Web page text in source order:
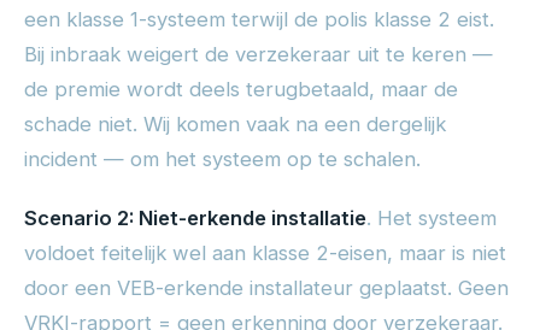
een klasse 1-systeem terwijl de polis klasse 2 eist.
Bij inbraak weigert de verzekeraar uit te keren —
de premie wordt deels terugbetaald, maar de
schade niet. Wij komen vaak na een dergelijk
incident — om het systeem op te schalen.
Scenario 2: Niet-erkende installatie. Het systeem
voldoet feitelijk wel aan klasse 2-eisen, maar is niet
door een VEB-erkende installateur geplaatst. Geen
VRKI-rapport = geen erkenning door verzekeraar.